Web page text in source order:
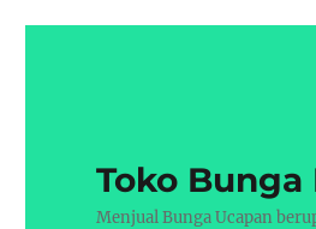
Toko
Menjual Bunga Ucapan